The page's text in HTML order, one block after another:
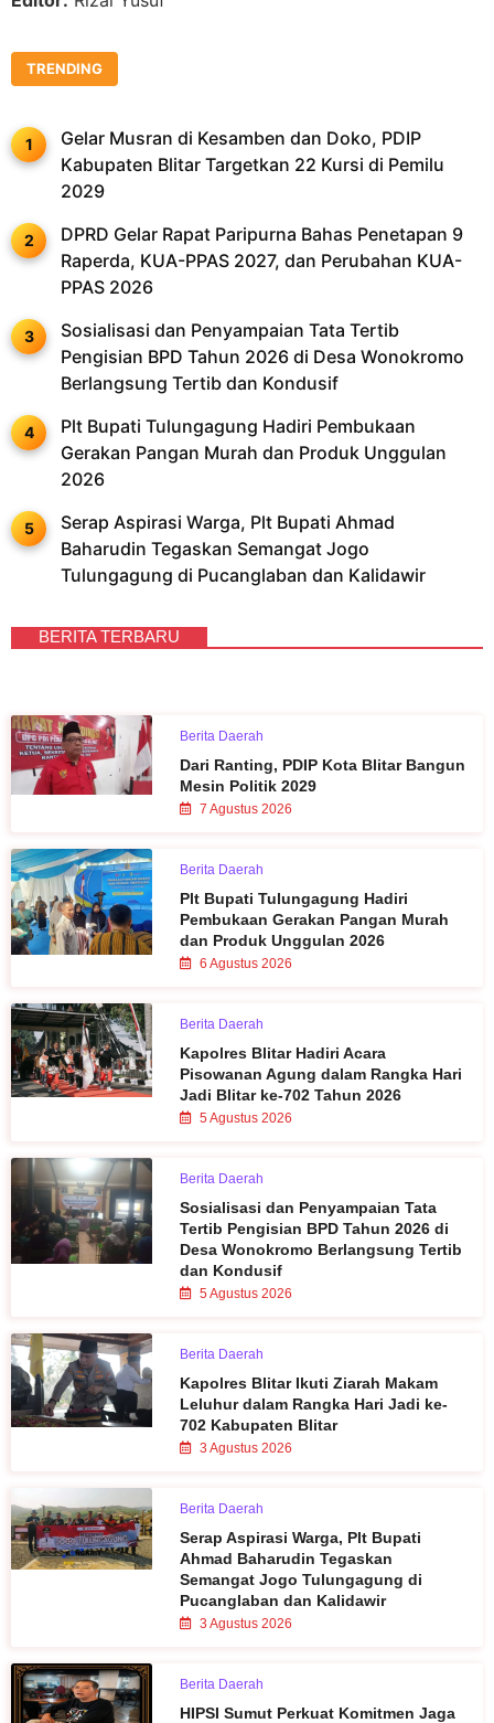
TRENDING
Gelar Musran di Kesamben dan Doko, PDIP
Kabupaten Blitar Targetkan 22 Kursi di Pemilu
2029
DPRD Gelar Rapat Paripurna Bahas Penetapan 9
Raperda, KUA-PPAS 2027, dan Perubahan KUA-
PPAS 2026
Sosialisasi dan Penyampaian Tata Tertib
Pengisian BPD Tahun 2026 di Desa Wonokromo
Berlangsung Tertib dan Kondusif
Plt Bupati Tulungagung Hadiri Pembukaan
Gerakan Pangan Murah dan Produk Unggulan
2026
Serap Aspirasi Warga, Plt Bupati Ahmad
Baharudin Tegaskan Semangat Jogo
Tulungagung di Pucanglaban dan Kalidawir
BERITA TERBARU
Berita Daerah
Dari Ranting, PDIP Kota Blitar Bangun
Mesin Politik 2029
7 Agustus 2026
Berita Daerah
Plt Bupati Tulungagung Hadiri
Pembukaan Gerakan Pangan Murah
dan Produk Unggulan 2026
6 Agustus 2026
Berita Daerah
Kapolres Blitar Hadiri Acara
Pisowanan Agung dalam Rangka Hari
Jadi Blitar ke-702 Tahun 2026
5 Agustus 2026
Berita Daerah
Sosialisasi dan Penyampaian Tata
Tertib Pengisian BPD Tahun 2026 di
Desa Wonokromo Berlangsung Tertib
dan Kondusif
5 Agustus 2026
Berita Daerah
Kapolres Blitar Ikuti Ziarah Makam
Leluhur dalam Rangka Hari Jadi ke-
702 Kabupaten Blitar
3 Agustus 2026
Berita Daerah
Serap Aspirasi Warga, Plt Bupati
Ahmad Baharudin Tegaskan
Semangat Jogo Tulungagung di
Pucanglaban dan Kalidawir
3 Agustus 2026
Berita Daerah
HIPSI Sumut Perkuat Komitmen Jaga